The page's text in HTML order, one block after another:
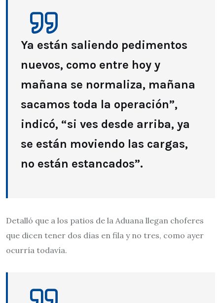
Ya están saliendo pedimentos
nuevos, como entre hoy y
mañana se normaliza, mañana
sacamos toda la operación”,
indicó, “si ves desde arriba, ya
se están moviendo las cargas,
no están estancados”.
Detalló que a los patios de la Aduana llegan choferes
que dicen tener dos días en fila y no tres, como ayer
ocurría todavía.